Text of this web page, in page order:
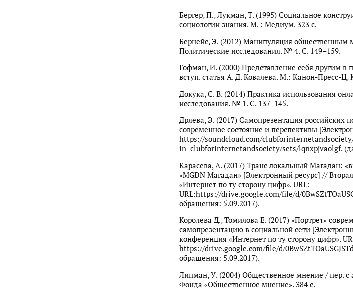
Бергер, П., Лукман, Т. (1995) Социальное
социологии знания. М. : Медиум. 323 с.
Бернейс, Э. (2012) Манипуляция общественным
Политические исследования. № 4. С. 149–159.
Гофман, И. (2000) Представление себя другим в
вступ. статья А. Д. Ковалева. М.: Канон-Пресс-Ц,
Докука, С. В. (2014) Практика использования
исследования. № 1. С. 137–145.
Дряева, Э. (2017) Cамопрезентация российских
современное состояние и перспективы
https://soundcloud.com/
in=clubforinternetandsociety/sets/lqnxpjvaolgf.
Карасева, А. (2017) Транс локальный Магадан:
«MGDN Магадан» [Электронный ресурс] //
«Интернет по ту сторону цифр». URL:
URL:https://drive.google.com/file/d/
обращения: 5.09.2017).
Королева Д., Томилова Е. (2017) «Портрет»
самопрезентацию в социальной сети
конференция «Интернет по ту сторону цифр».
https://drive.google.com/file/d/
обращения: 5.09.2017).
Липман, У. (2004) Общественное мнение / пер. с
Фонда «Общественное мнение». 384 с.